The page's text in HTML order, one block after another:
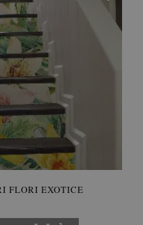
FLORI EXOTICE